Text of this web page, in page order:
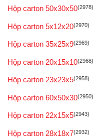
Hộp carton 50x30x50(2978)
Hộp carton 5x12x20(2970)
Hộp carton 35x25x9(2969)
Hộp carton 20x15x10(2968)
Hộp carton 23x23x5(2958)
Hộp carton 60x50x30(2950)
Hộp carton 22x15x5(2943)
Hộp carton 28x18x7(2932)